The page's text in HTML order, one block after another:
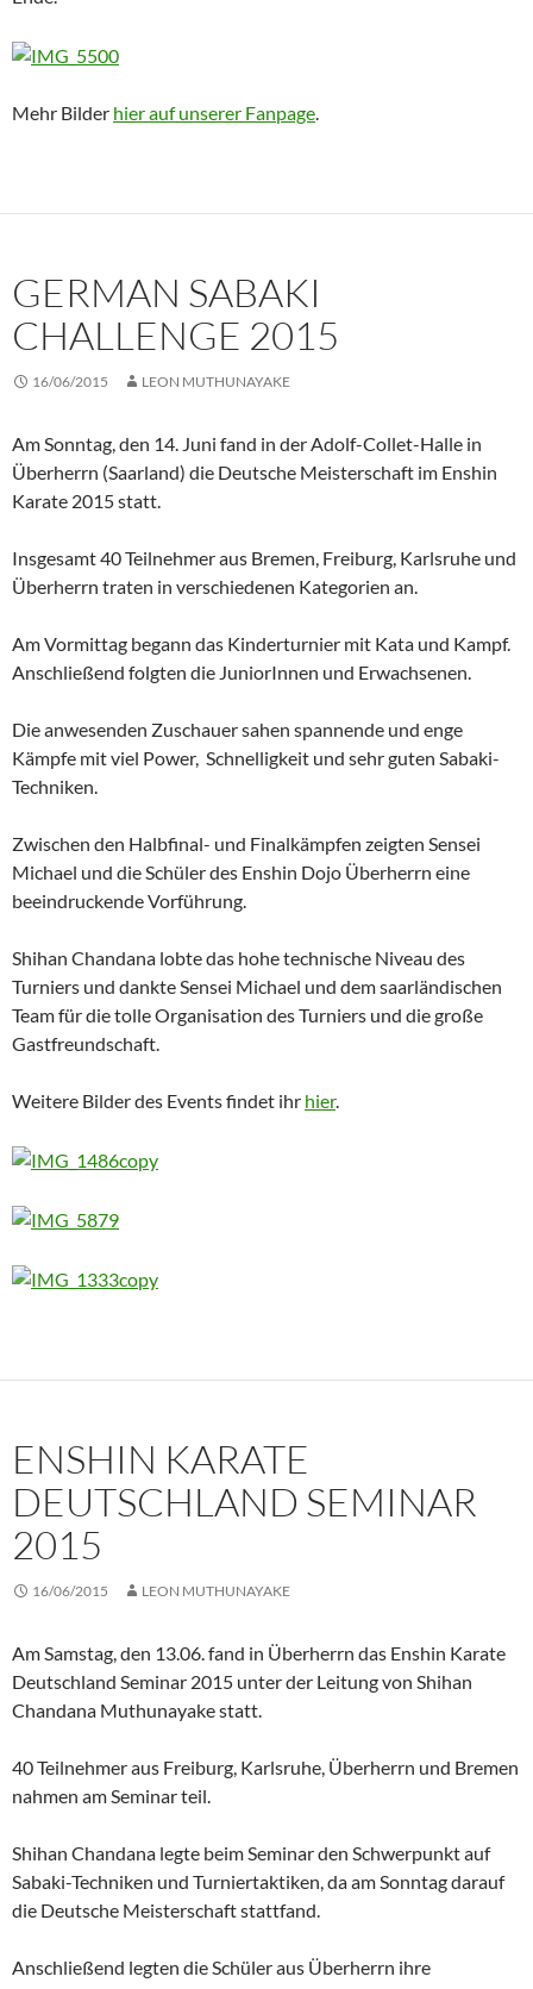
Mehr Bilder hier auf unserer Fanpage.
GERMAN SABAKI
CHALLENGE 2015
16/06/2015 LEON MUTHUNAYAKE
Am Sonntag, den 14. Juni fand in der Adolf-Collet-Halle in
Überherrn (Saarland) die Deutsche Meisterschaft im Enshin
Karate 2015 statt.
Insgesamt 40 Teilnehmer aus Bremen, Freiburg, Karlsruhe und
Überherrn traten in verschiedenen Kategorien an.
Am Vormittag begann das Kinderturnier mit Kata und Kampf.
Anschließend folgten die JuniorInnen und Erwachsenen.
Die anwesenden Zuschauer sahen spannende und enge
Kämpfe mit viel Power, Schnelligkeit und sehr guten Sabaki-
Techniken.
Zwischen den Halbfinal- und Finalkämpfen zeigten Sensei
Michael und die Schüler des Enshin Dojo Überherrn eine
beeindruckende Vorführung.
Shihan Chandana lobte das hohe technische Niveau des
Turniers und dankte Sensei Michael und dem saarländischen
Team für die tolle Organisation des Turniers und die große
Gastfreundschaft.
Weitere Bilder des Events findet ihr hier.
ENSHIN KARATE
DEUTSCHLAND SEMINAR
2015
16/06/2015 LEON MUTHUNAYAKE
Am Samstag, den 13.06. fand in Überherrn das Enshin Karate
Deutschland Seminar 2015 unter der Leitung von Shihan
Chandana Muthunayake statt.
40 Teilnehmer aus Freiburg, Karlsruhe, Überherrn und Bremen
nahmen am Seminar teil.
Shihan Chandana legte beim Seminar den Schwerpunkt auf
Sabaki-Techniken und Turniertaktiken, da am Sonntag darauf
die Deutsche Meisterschaft stattfand.
Anschließend legten die Schüler aus Überherrn ihre